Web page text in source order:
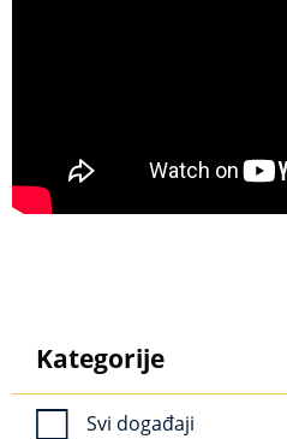
Kategorije
Svi događaji